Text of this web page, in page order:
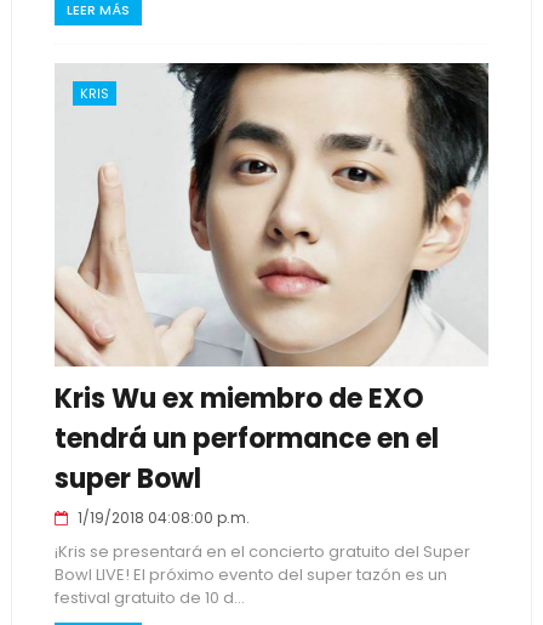
LEER MÁS
KRIS
Kris Wu ex miembro de EXO
tendrá un performance en el
super Bowl
1/19/2018 04:08:00 p.m.
¡Kris se presentará en el concierto gratuito del Super
Bowl LIVE! El próximo evento del super tazón es un
festival gratuito de 10 d...